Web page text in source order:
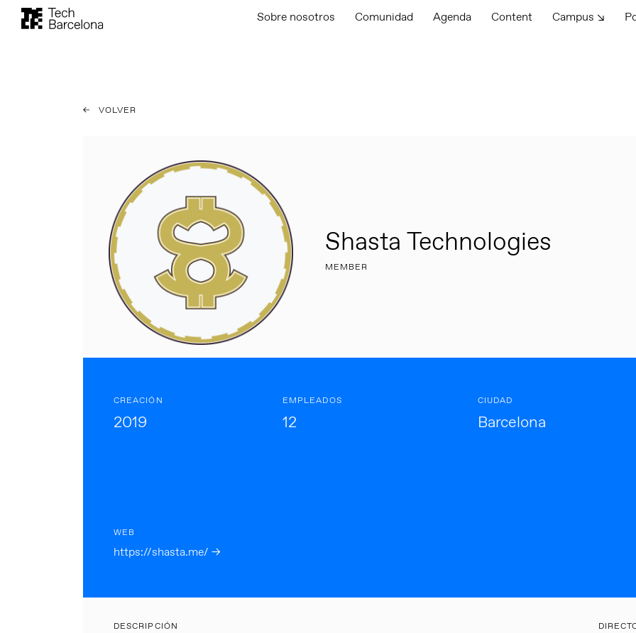
Sobre nosotros Comunidad Agenda Content Campus ↘
VOLVER
Shasta Technologies
MEMBER
CREACIÓN
2019
EMPLEADOS
12
CIUDAD
Barcelona
WEB
https://shasta.me/ →
DESCRIPCIÓN